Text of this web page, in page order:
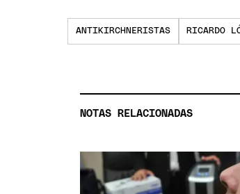
ANTIKIRCHNERISTAS RICARDO
NOTAS RELACIONADAS